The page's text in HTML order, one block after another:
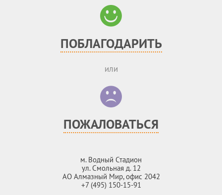
ПОБЛАГОДАРИТЬ
или
ПОЖАЛОВАТЬСЯ
м. Водный Стадион
ул. Смольная д. 12
АО Алмазный Мир, офис 2042
+7 (495) 150-15-91